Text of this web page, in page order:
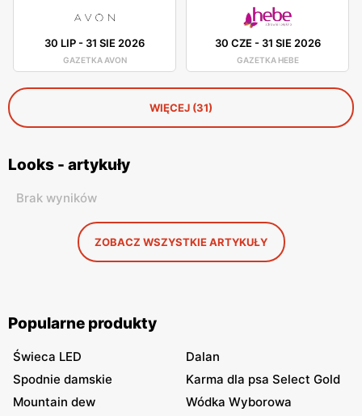
30 LIP- 31 SIE 2026
GAZETKA AVON
30 CZE - 31 SIE 2026
GAZETKA HEBE
WIĘCEJ (31)
Looks - artykuły
Brak wyników
ZOBACZ WSZYSTKIE ARTYKUŁY
Popularne produkty
Świeca LED
Dalan
Spodnie damskie
Karma dla psa Select Gold
Mountain dew
Wódka Wyborowa